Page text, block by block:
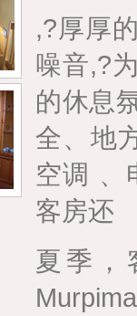
,?厚厚
噪音,?
的休息
全、地
空调 、
客房还
夏季，